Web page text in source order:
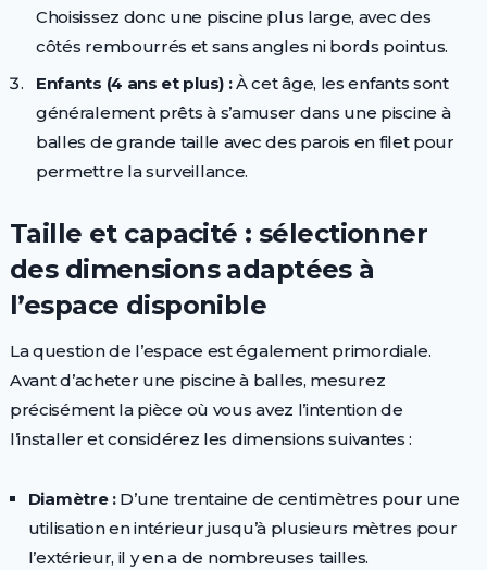
Choisissez donc une piscine plus large, avec des
côtés rembourrés et sans angles ni bords pointus.
Enfants (4 ans et plus) :À cet âge, les enfants sont
généralement prêts à s’amuser dans une piscine à
balles de grande taille avec des parois en filet pour
permettre la surveillance.
Taille et capacité : sélectionner
des dimensions adaptées à
l’espace disponible
La question de l’espace est également primordiale.
Avant d’acheter une piscine à balles, mesurez
précisément la pièce où vous avez l’intention de
l’installer et considérez les dimensions suivantes :
Diamètre :D’une trentaine de centimètres pour une
utilisation en intérieur jusqu’à plusieurs mètres pour
l’extérieur, il y en a de nombreuses tailles.